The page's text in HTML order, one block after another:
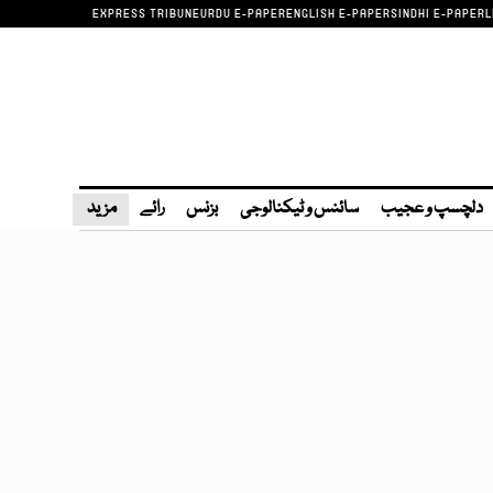
EXPRESS TRIBUNEURDU E-PAPERENGLISH E-PAPERSINDHI E-PAPER
دلچسپ و عجیب سائنس و ٹیکنالوجی بزنس رائے مزید